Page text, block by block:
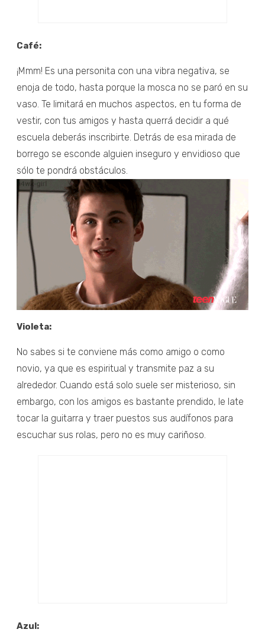
Café:
¡Mmm! Es una personita con una vibra negativa, se
enoja de todo, hasta porque la mosca no se paró en su
vaso. Te limitará en muchos aspectos, en tu forma de
vestir, con tus amigos y hasta querrá decidir a qué
escuela deberás inscribirte. Detrás de esa mirada de
borrego se esconde alguien inseguro y envidioso que
sólo te pondrá obstáculos.
Violeta:
No sabes si te conviene más como amigo o como
novio, ya que es espiritual y transmite paz a su
alrededor. Cuando está solo suele ser misterioso, sin
embargo, con los amigos es bastante prendido, le late
tocar la guitarra y traer puestos sus audífonos para
escuchar sus rolas, pero no es muy cariñoso.
Azul: